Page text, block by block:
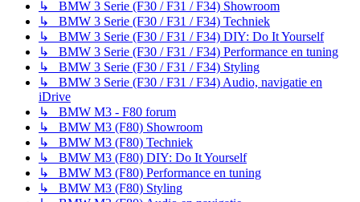
↳ BMW 3 Serie (F30 / F31 / F34) Showroom
↳ BMW 3 Serie (F30 / F31 / F34) Techniek
↳ BMW 3 Serie (F30 / F31 / F34) DIY: Do It Yourself
↳ BMW 3 Serie (F30 / F31 / F34) Performance en tuning
↳ BMW 3 Serie (F30 / F31 / F34) Styling
↳ BMW 3 Serie (F30 / F31 / F34) Audio, navigatie en
iDrive
↳ BMW M3 - F80 forum
↳ BMW M3 (F80) Showroom
↳ BMW M3 (F80) Techniek
↳ BMW M3 (F80) DIY: Do It Yourself
↳ BMW M3 (F80) Performance en tuning
↳ BMW M3 (F80) Styling